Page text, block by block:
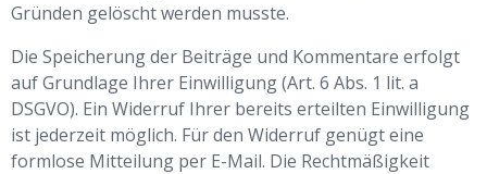
Gründen gelöscht werden musste.
Die Speicherung der Beiträge und Kommentare erfolgt
auf Grundlage Ihrer Einwilligung (Art. 6 Abs. 1 lit. a
DSGVO). Ein Widerruf Ihrer bereits erteilten Einwilligung
ist jederzeit möglich. Für den Widerruf genügt eine
formlose Mitteilung per E-Mail. Die Rechtmäßigkeit